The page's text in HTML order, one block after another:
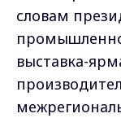
словам
выставка-